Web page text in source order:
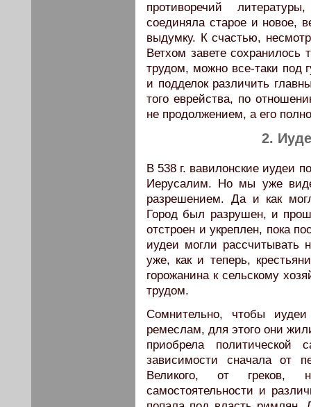
противоречий
соединяла старое и новое,
выдумку. К счастью,
Ветхом завете сохранилось
трудом, можно все-таки под
и подделок различить
того еврейства, по
не продолже­нием, а его
2.
В 538 г. вавилонские иудеи
Иерусалим. Но мы уже
разрешением. Да и как
Город был разрушен, и
отстроен и укреплен, пока
иудеи могли рассчитывать
уже, как и теперь,
горожанина к сельскому
трудом.
Сомнительно, чтобы
ремеслам, для этого они
приобрела политической
зависимости сначала от
Великого, от греков,
самостоятельности и